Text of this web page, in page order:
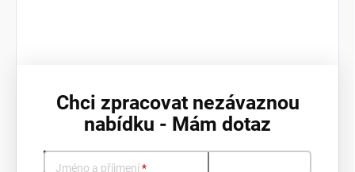
Chci zpracovat nezávaznou
nabídku - Mám dotaz
Jméno a příjmení*